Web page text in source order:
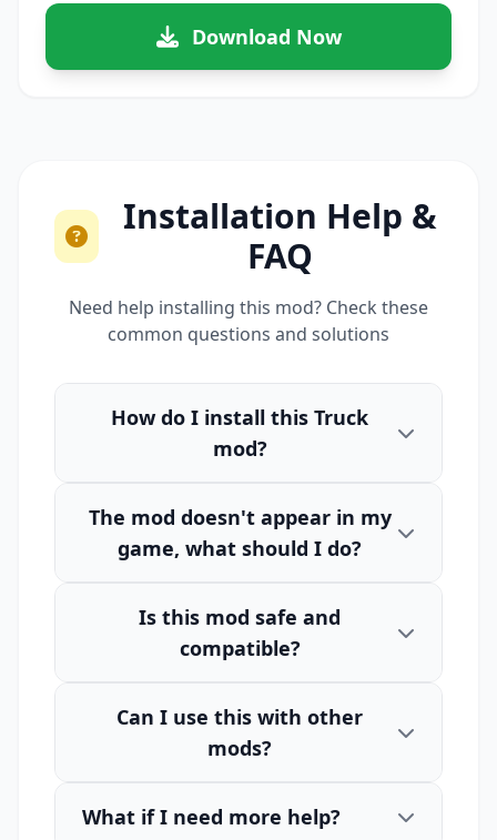
Download Now
Installation Help &
FAQ
Need help installing this mod? Check these
common questions and solutions
How do I install this Truck
mod?
The mod doesn't appear in my
game, what should I do?
Is this mod safe and
compatible?
Can I use this with other
mods?
What if I need more help?